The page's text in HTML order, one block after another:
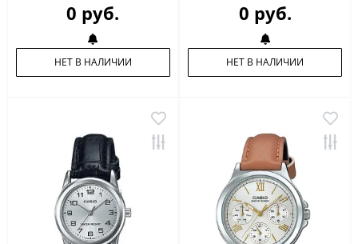
0 руб.
НЕТ В НАЛИЧИИ
0 руб.
НЕТ В НАЛИЧИИ